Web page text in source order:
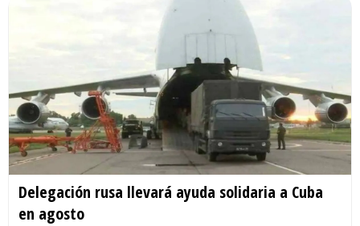
Delegación rusa llevará ayuda solidaria a Cuba
en agosto